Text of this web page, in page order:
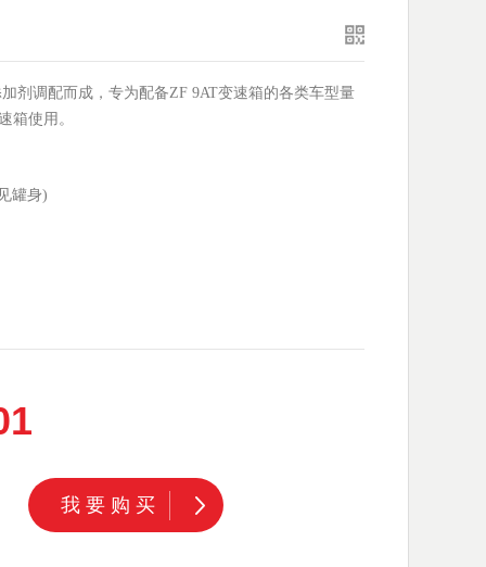
剂调配而成，专为配备ZF 9AT变速箱的各类车型量
箱使用。
罐身)
我要购买